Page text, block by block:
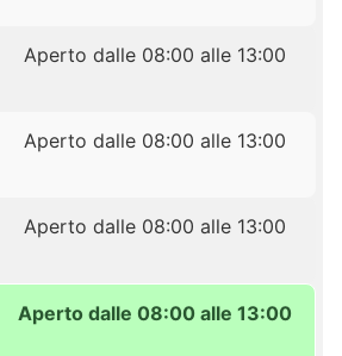
Aperto dalle 08:00 alle 13:00
Aperto dalle 08:00 alle 13:00
Aperto dalle 08:00 alle 13:00
Aperto dalle 08:00 alle 13:00